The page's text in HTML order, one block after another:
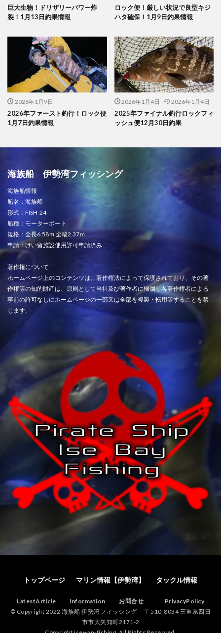
巨大生物！ドリザリーパワー炸
裂！1月13日釣果情報
ロック便！厳しい状況で良型キジ
ハタ確保！1月9日釣果情報
2026年1月9日
2026年ファースト釣行！ロック便
1月7日釣果情報
2026年1月4日 2026年1月4日
2025年ファイナル釣行ロックフィ
ッシュ便12月30日釣果
海族船 伊勢湾フィッシング
海族船情報
船名：海族船
形式：FISH-24
船種：モーターボート
規格：全長6.58ｍ 全幅2.37ｍ
申請：けい留施設使用許可申請済み
著作権について
ホームページ上のコンテンツは、著作権法によって保護されており、その著
作権等の知的財産は、原則として当社及び著作者に帰属し各著作権者による
事前の許可なしにホームページの一部又は全部を複製・転用等することを禁
じます。
トップページ マリン情報【伊勢湾】 タックル情報
LatestArticle information お問合せ
PrivacyPolicy
© Copyright 2022 海族船 伊勢湾フィッシング 〒510-8034 三重県四日
市市大矢知町2171-2